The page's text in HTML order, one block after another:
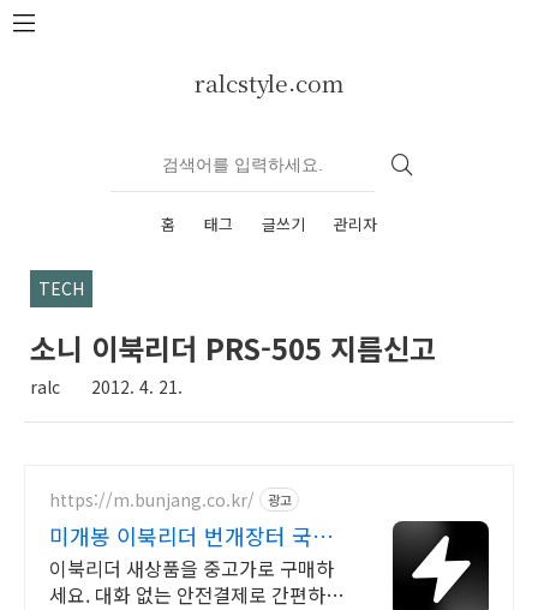
본문 바로가기
ralcstyle.com
홈 태그 글쓰기 관리자
TECH
소니 이북리더 PRS-505 지름신고
ralc 2012. 4. 21.
https://m.bunjang.co.kr/ 광고
미개봉 이북리더 번개장터 국내
최대 브랜드 중고거래
이북리더 새상품을 중고가로 구매하
세요. 대화 없는 안전결제로 간편하